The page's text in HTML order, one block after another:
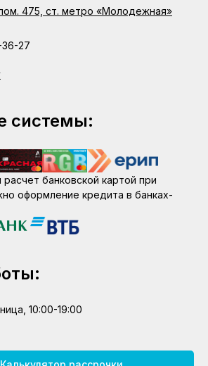
475, ст. метро «Молодежная»
36-27
системы:
банковской картой при
оформление кредита в банках-
10:00-19:00